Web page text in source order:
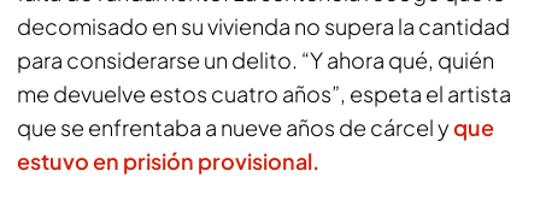
decomisado en su vivienda no supera la cantidad
para considerarse un delito. “Y ahora qué, quién
me devuelve estos cuatro años”, espeta el artista
que se enfrentaba a nueve años de cárcel yque
estuvo en prisión provisional.